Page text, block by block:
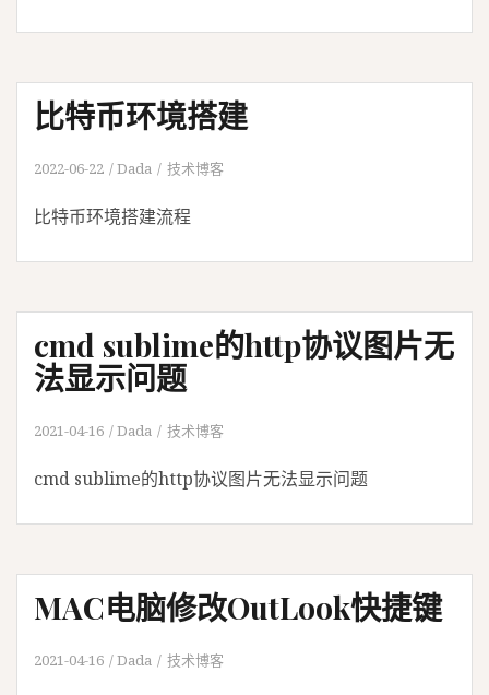
比特币环境搭建
2022-06-22 Dada 技术博客
比特币环境搭建流程
cmd sublime的http协议图片无
法显示问题
2021-04-16 Dada 技术博客
cmd sublime的http协议图片无法显示问题
MAC电脑修改OutLook快捷键
2021-04-16 Dada 技术博客